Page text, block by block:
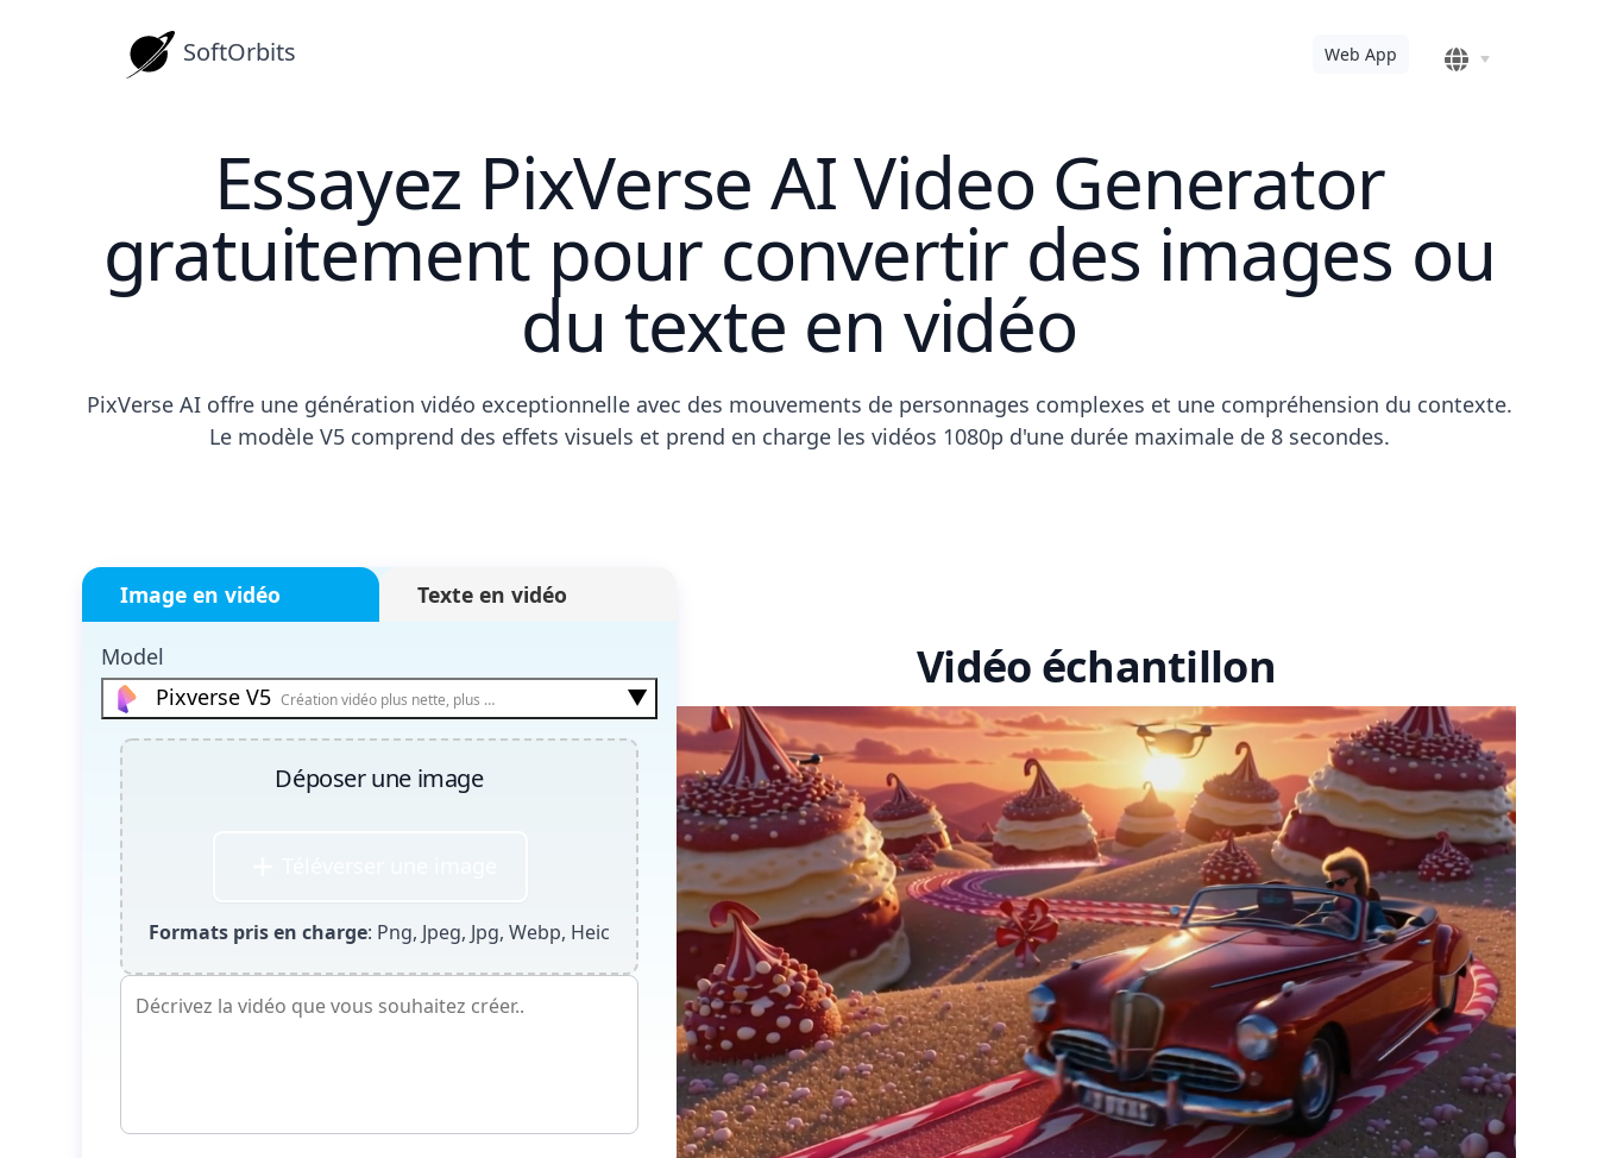
SoftOrbits Web App
Essayez PixVerse AI Video Generator
gratuitement pour convertir des images ou
du texte en vidéo
PixVerse AI offre une génération vidéo exceptionnelle avec des mouvements de personnages complexes et une compréhension du contexte.
Le modèle V5 comprend des effets visuels et prend en charge les vidéos 1080p d'une durée maximale de 8 secondes.
Image en vidéo Texte en vidéo
Model
Pixverse V5 Création vidéo plus nette, plus fluide et plus rapide. ▼
Déposer une image
Formats pris en charge: Png, Jpeg, Jpg, Webp, Heic
Vidéo échantillon